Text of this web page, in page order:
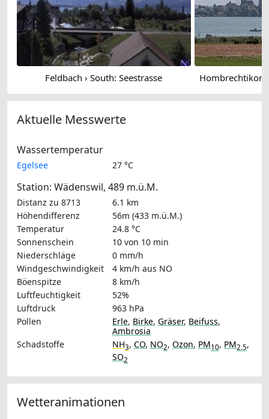
Feldbach › South: Seestrasse
Aktuelle Messwerte
Wassertemperatur
Egelsee 27 °C
Station: Wädenswil, 489 m.ü.M.
Distanz zu 8713
6.1 km
Höhendifferenz
56m (433 m.ü.M.)
Temperatur
24.8 °C
Sonnenschein
10 von 10 min
Niederschläge
0 mm/h
Windgeschwindigkeit
4 km/h aus NO
Böenspitze
8 km/h
Luftfeuchtigkeit
52%
Luftdruck
963 hPa
Pollen
Erle, Birke, Gräser, Beifuss,
Ambrosia
Schadstoffe
NH3, CO, NO2, Ozon, PM10, PM2.5,
SO2
Wetteranimationen